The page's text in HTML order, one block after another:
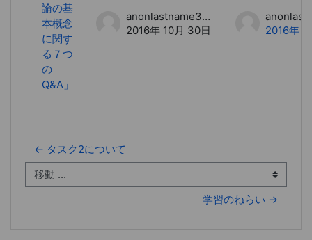
論の基
本概念
に関す
る７つ
の
Q&A」
anonlastname35 anonfirstname35
2016年 10月 30日
2016年
← タスク2について
移動 ...
学習のねらい →